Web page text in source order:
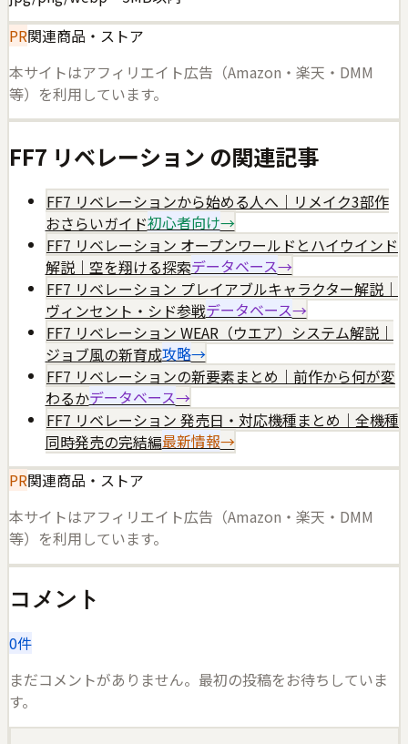
PR関連商品・ストア
本サイトはアフィリエイト広告（Amazon・楽天・DMM
等）を利用しています。
FF7 リベレーション の関連記事
FF7 リベレーションから始める人へ｜リメイク3部作
おさらいガイド初心者向け→
FF7 リベレーション オープンワールドとハイウインド
解説｜空を翔ける探索データベース→
FF7 リベレーション プレイアブルキャラクター解説｜
ヴィンセント・シド参戦データベース→
FF7 リベレーション WEAR（ウエア）システム解説｜
ジョブ風の新育成攻略→
FF7 リベレーションの新要素まとめ｜前作から何が変
わるかデータベース→
FF7 リベレーション 発売日・対応機種まとめ｜全機種
同時発売の完結編最新情報→
PR関連商品・ストア
本サイトはアフィリエイト広告（Amazon・楽天・DMM
等）を利用しています。
コメント
0件
まだコメントがありません。最初の投稿をお待ちしていま
す。